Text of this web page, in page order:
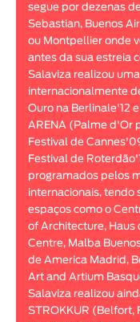
Animar
< / >
GÉNERO
Ficção
Animação
Experimental
Documentário
segue por dezenas
Sebastian, Buenos
ou Montpellier onde
antes da sua estreia
Salaviza realizou
internacionalmente
Ouro na Berlinale'12
ARENA (Palme d'Or
Festival de
Festival de
programados pelos
internacionais, tendo
espaços como o
of Architecture, Haus
Centre, Malba
de America Madrid,
Art and Artium
Salaviza realizou
STROKKUR (Belfort,